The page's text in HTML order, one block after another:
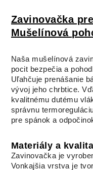
Zavinovačka
Mušelínová
Naša mušelínová
pocit bezpečia a
Uľahčuje prenášanie
vývoj jeho chrbtice.
kvalitnému dutému
správnu
pre spánok a
Materiály a
Zavinovačka je
Vonkajšia vrstva je